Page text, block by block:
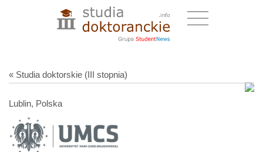
« Studia doktorskie (III stopnia)
Lublin, Polska